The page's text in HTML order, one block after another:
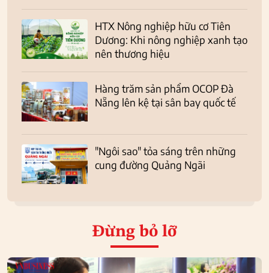
HTX Nông nghiệp hữu cơ Tiên
Dương: Khi nông nghiệp xanh tạo
nên thương hiệu
Hàng trăm sản phẩm OCOP Đà
Nẵng lên kệ tại sân bay quốc tế
"Ngôi sao" tỏa sáng trên những
cung đường Quảng Ngãi
Đừng bỏ lỡ